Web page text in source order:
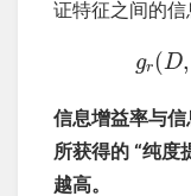
证特征之间的信
gr(D,
信息增益率与
所获得的 “纯度
越高。